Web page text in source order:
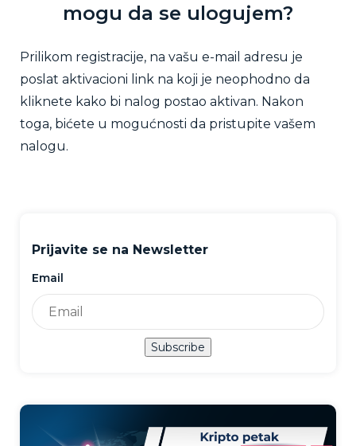
mogu da se ulogujem?
Prilikom registracije, na vašu e-mail adresu je
poslat aktivacioni link na koji je neophodno da
kliknete kako bi nalog postao aktivan. Nakon
toga, bićete u mogućnosti da pristupite vašem
nalogu.
Prijavite se na Newsletter
Email
Subscribe